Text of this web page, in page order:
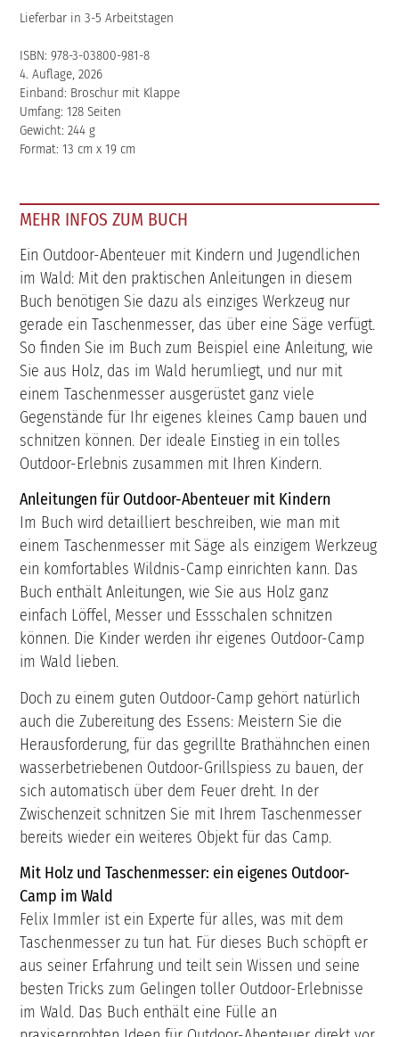
Lieferbar in 3-5 Arbeitstagen
ISBN: 978-3-03800-981-8
4. Auflage, 2026
Einband: Broschur mit Klappe
Umfang: 128 Seiten
Gewicht: 244 g
Format: 13 cm x 19 cm
MEHR INFOS ZUM BUCH
Ein Outdoor-Abenteuer mit Kindern und Jugendlichen
im Wald: Mit den praktischen Anleitungen in diesem
Buch benötigen Sie dazu als einziges Werkzeug nur
gerade ein Taschenmesser, das über eine Säge verfügt.
So finden Sie im Buch zum Beispiel eine Anleitung, wie
Sie aus Holz, das im Wald herumliegt, und nur mit
einem Taschenmesser ausgerüstet ganz viele
Gegenstände für Ihr eigenes kleines Camp bauen und
schnitzen können. Der ideale Einstieg in ein tolles
Outdoor-Erlebnis zusammen mit Ihren Kindern.
Anleitungen für Outdoor-Abenteuer mit Kindern
Im Buch wird detailliert beschreiben, wie man mit
einem Taschenmesser mit Säge als einzigem Werkzeug
ein komfortables Wildnis-Camp einrichten kann. Das
Buch enthält Anleitungen, wie Sie aus Holz ganz
einfach Löffel, Messer und Essschalen schnitzen
können. Die Kinder werden ihr eigenes Outdoor-Camp
im Wald lieben.
Doch zu einem guten Outdoor-Camp gehört natürlich
auch die Zubereitung des Essens: Meistern Sie die
Herausforderung, für das gegrillte Brathähnchen einen
wasserbetriebenen Outdoor-Grillspiess zu bauen, der
sich automatisch über dem Feuer dreht. In der
Zwischenzeit schnitzen Sie mit Ihrem Taschenmesser
bereits wieder ein weiteres Objekt für das Camp.
Mit Holz und Taschenmesser: ein eigenes Outdoor-
Camp im Wald
Felix Immler ist ein Experte für alles, was mit dem
Taschenmesser zu tun hat. Für dieses Buch schöpft er
aus seiner Erfahrung und teilt sein Wissen und seine
besten Tricks zum Gelingen toller Outdoor-Erlebnisse
im Wald. Das Buch enthält eine Fülle an